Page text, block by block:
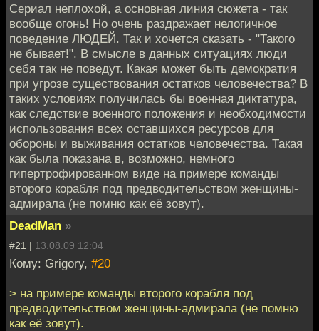
Сериал неплохой, а основная линия сюжета - так
вообще огонь! Но очень раздражает нелогичное
поведение ЛЮДЕЙ. Так и хочется сказать - "Такого
не бывает!". В смысле в данных ситуациях люди
себя так не поведут. Какая может быть демократия
при угрозе существования остатков человечества? В
таких условиях получилась бы военная диктатура,
как следствие военного положения и необходимости
использования всех оставшихся ресурсов для
обороны и выживания остатков человечества. Такая
как была показана в, возможно, немного
гипертрофированном виде на примере команды
второго корабля под предводительством женщины-
адмирала (не помню как её зовут).
DeadMan »
#21 | 13.08.09 12:04
Кому: Grigory, #20
> на примере команды второго корабля под
предводительством женщины-адмирала (не помню
как её зовут).